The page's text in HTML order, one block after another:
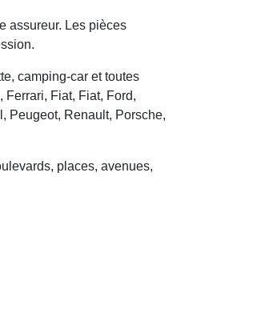
assureur. Les pièces
camping-car et toutes
Ferrari, Fiat, Fiat, Ford,
Peugeot, Renault, Porsche,
places, avenues,